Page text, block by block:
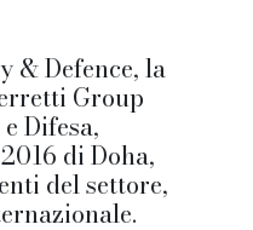
& Defence, la
Group
Difesa,
di Doha,
del settore,